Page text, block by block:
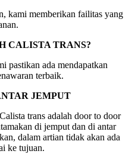
kami memberikan failitas yang
CALISTA TRANS?
pastikan ada mendapatkan
terbaik.
JEMPUT
trans adalah door to door
di jemput dan di antar
dalam artian tidak akan ada
ke tujuan.